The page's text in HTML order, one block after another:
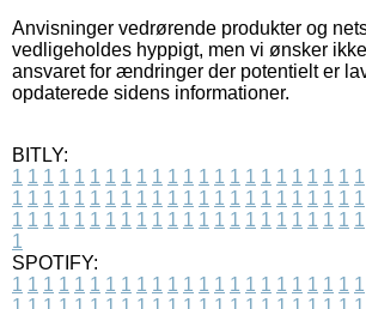
Anvisninger vedrørende produkter og
vedligeholdes hyppigt, men vi ønsker
ansvaret for ændringer der potentielt er
opdaterede sidens informationer.
BITLY:
1 1 1 1 1 1 1 1 1 1 1 1 1 1 1 1 1 1 1 1 1 1 1
1 1 1 1 1 1 1 1 1 1 1 1 1 1 1 1 1 1 1 1 1 1 1
1 1 1 1 1 1 1 1 1 1 1 1 1 1 1 1 1 1 1 1 1 1 1
1
SPOTIFY:
1 1 1 1 1 1 1 1 1 1 1 1 1 1 1 1 1 1 1 1 1 1 1